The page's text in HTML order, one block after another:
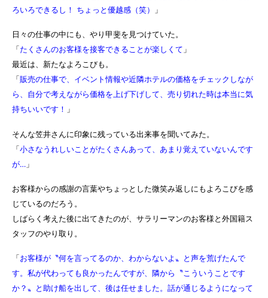
ろいろできるし！ ちょっと優越感（笑）
」
日々の仕事の中にも、やり甲斐を見つけていた。
「 たくさんのお客様を接客できることが楽しくて 」
最近は、新たなよろこびも。
「 販売の仕事で、イベント情報や近隣ホテルの価格をチェックしなが
ら、自分で考えながら価格を上げ下げして、売り切れた時は本当に気
持ちいいです！ 」
そんな笠井さんに印象に残っている出来事を聞いてみた。
「小さなうれしいことがたくさんあって、あまり覚えていないんです
が… 」
お客様からの感謝の言葉やちょっとした微笑み返しにもよろこびを感
じているのだろう。
しばらく考えた後に出てきたのが、サラリーマンのお客様と外国籍ス
タッフのやり取り。
「 お客様が〝何を言ってるのか、わからないよ〟と声を荒げたんで
す。私が代わっても良かったんですが、隣から〝こういうことです
か？〟と助け船を出して、後は任せました。話が通じるようになって